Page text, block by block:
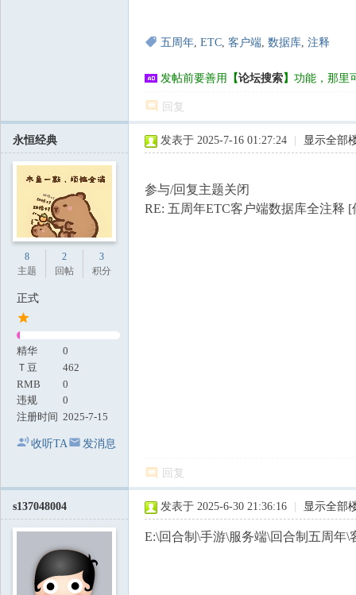
五周年, ETC, 客户端, 数据库, 注释
发帖前要善用 【论坛搜索】 功能，那里
回复
永恒经典
8
主题
2
回帖
3
积分
正式
精华
0
Ｔ豆
462
RMB
0
违规
0
注册时间 2025-7-15
收听TA 发消息
发表于 2025-7-16 01:27:24 显示全部
参与/回复主题关闭
RE: 五周年ETC客户端数据库全注释 [
回复
s137048004 发表于 2025-6-30 21:36:16 显示全部
E:\回合制\手游\服务端\回合制五周年\